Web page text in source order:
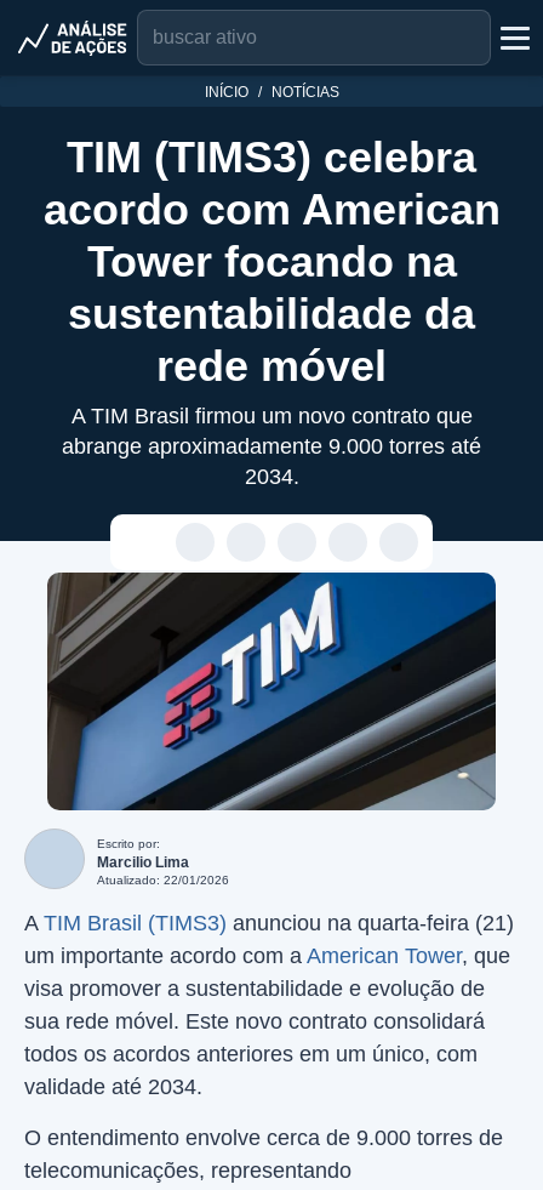
INÍCIO NOTÍCIAS
TIM (TIMS3) celebra
acordo com American
Tower focando na
sustentabilidade da
rede móvel
A TIM Brasil firmou um novo contrato que
abrange aproximadamente 9.000 torres até
2034.
Escrito por:
Marcilio Lima
Atualizado: 22/01/2026
A TIM Brasil (TIMS3) anunciou na quarta-feira (21)
um importante acordo com a American Tower, que
visa promover a sustentabilidade e evolução de
sua rede móvel. Este novo contrato consolidará
todos os acordos anteriores em um único, com
validade até 2034.
O entendimento envolve cerca de 9.000 torres de
telecomunicações, representando